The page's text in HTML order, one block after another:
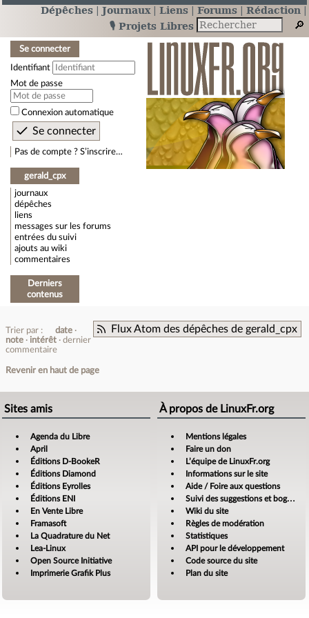
Dépêches Journaux Liens Forums
Rédaction
🎙️ Projets Libres
Se connecter
Identifiant
Mot de passe
Connexion automatique
Pas de compte ? S’inscrire…
gerald_cpx
journaux
dépêches
liens
messages sur les forums
entrées du suivi
ajouts au wiki
commentaires
Derniers
contenus
Flux Atom des dépêches de gerald_cpx
Trier par :
date
note
intérêt
dernier
commentaire
Revenir en haut de page
Sites amis
Agenda du Libre
April
Éditions D-BookeR
Éditions Diamond
Éditions Eyrolles
Éditions ENI
En Vente Libre
Framasoft
La Quadrature du Net
Lea-Linux
Open Source Initiative
Imprimerie Grafik Plus
À propos de LinuxFr.org
Mentions légales
Faire un don
L’équipe de LinuxFr.org
Informations sur le site
Aide / Foire aux questions
Suivi des suggestions et bogues
Wiki du site
Règles de modération
Statistiques
API pour le développement
Code source du site
Plan du site